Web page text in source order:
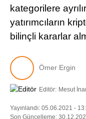
kategorilere
yatırımcıların
bilinçli kararlar
Ömer Ergin
Editör: Mesut
Yayınlandı: 05.06.2021 -
Son Güncelleme: